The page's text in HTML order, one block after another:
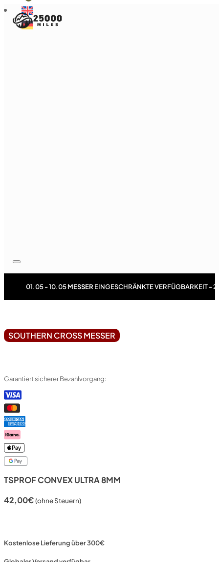
01.05 - 10.05MESSER EINGESCHRÄNKTE VERFÜGBARKEIT -
TSPROF CONVEX ULTRA 8MM
42,00€(ohne Steuern)
SOUTHERN CROSS MESSER
Kostenlose Lieferung über 300€
Garantiert sicherer Bezahlvorgang: